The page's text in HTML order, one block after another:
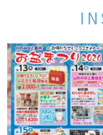
8/13(木)～8/16(日)まで、『
と長井お盆まつり』を開催
恒例のふるさと福...
14 0